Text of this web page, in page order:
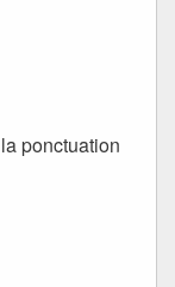
ponctuation